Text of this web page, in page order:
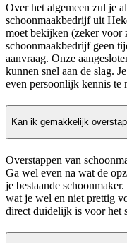
Over het algemeen zul je
schoonmaakbedrijf uit
moet bekijken (zeker voor
schoonmaakbedrijf geen
aanvraag. Onze
kunnen snel aan de slag.
even persoonlijk kennis te
Kan ik gemakkelijk
Overstappen van
Ga wel even na wat de
je bestaande
wat je wel en niet prettig
direct duidelijk is voor het